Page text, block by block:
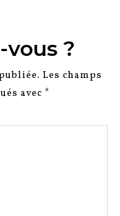
?
Les champs
avec *